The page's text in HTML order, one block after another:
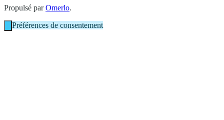
Propulsé parOmerlo.
Préférences de consentement